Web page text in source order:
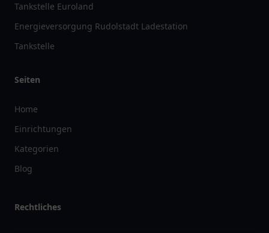
Tankstelle Euroland
Energieversorgung Rudolstadt Ladestation
Tankstelle
Seiten
Home
Einrichtungen
Kategorien
Blog
Rechtliches